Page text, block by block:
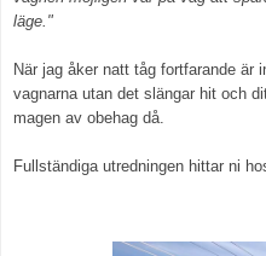
läge."
När jag åker natt tåg fortfarande är
vagnarna utan det slängar hit och
magen av obehag då.
Fullständiga utredningen hittar ni